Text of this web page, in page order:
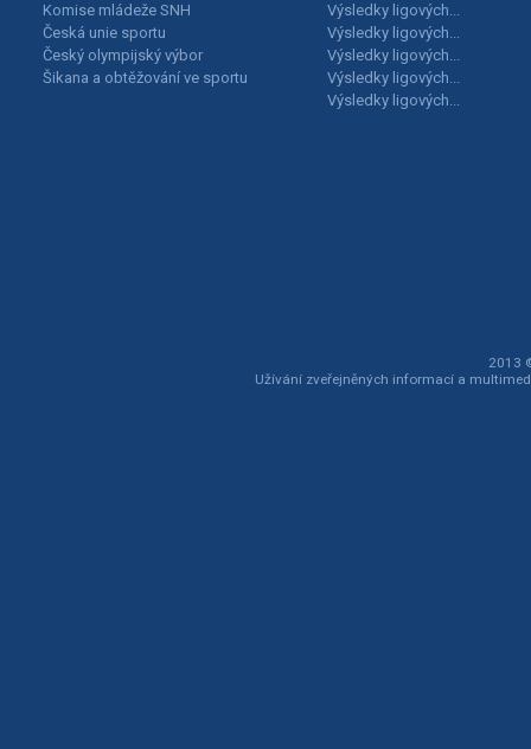
Komise mládeže SNH
Česká unie sportu
Český olympijský výbor
Šikana a obtěžování ve sportu
Výsledky ligových...
Výsledky ligových...
Výsledky ligových...
Výsledky ligových...
Výsledky ligových...
2013
Užívání zveřejněných informací a